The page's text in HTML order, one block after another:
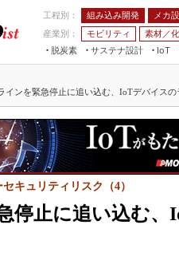
工程別： 組み込み開発 メカ
産業別：
モビリティ 素材／
脱炭素
サステナ設計
IoT
ながる工場
ながるサービス
AI×設備保全
Physical AI
JIMTOF
組込み/エ
展＆IoT/
IIFES
国際ロボ
TECHNO-
インを緊急停止に追い込む、IoTデバイスの
停止に追い込む
キュリティリスク（4）